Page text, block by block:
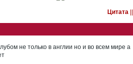
Цитата ||
не только в англии но и во всем мире а